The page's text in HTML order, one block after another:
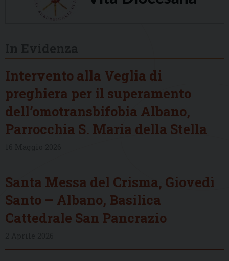
Intervento alla Veglia di
preghiera per il superamento
dell’omotransbifobia Albano,
Parrocchia S. Maria della Stella
Santa Messa del Crisma, Giovedì
Santo – Albano, Basilica
Cattedrale San Pancrazio